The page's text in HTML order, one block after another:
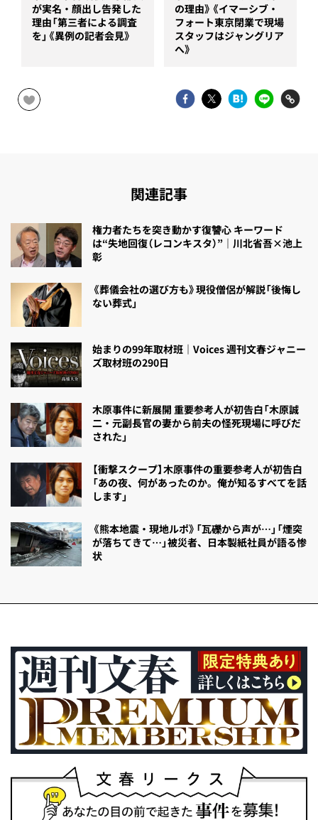
が実名・顔出し告発した
理由「第三者による調査
を」《異例の記者会見》
の理由》《イマーシブ・
フォート東京閉業で現場
スタッフはジャングリア
へ》
関連記事
権力者たちを突き動かす復讐心 キーワード
は“失地回復（レコンキスタ）”｜川北省吾×池上
彰
《葬儀会社の選び方も》現役僧侶が解説「後悔し
ない葬式」
始まりの99年取材班｜Voices 週刊文春ジャニー
ズ取材班の290日
木原事件に新展開 重要参考人が初告白「木原誠
二・元副長官の妻から前夫の怪死現場に呼びだ
された」
【衝撃スクープ】木原事件の重要参考人が初告白
「あの夜、何があったのか。俺が知るすべてを話
します」
《熊本地震・現地ルポ》「瓦礫から声が…」「煙突
が落ちてきて…」被災者、日本製紙社員が語る惨
状